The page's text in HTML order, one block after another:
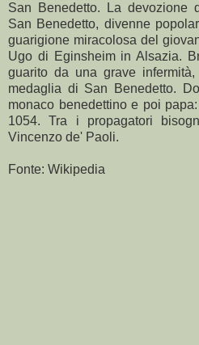
San Benedetto. La devozione
San Benedetto, divenne
guarigione miracolosa del
Ugo di Eginsheim in Alsazia.
guarito da una grave
medaglia di San Benedetto.
monaco benedettino e poi
1054. Tra i propagatori
Vincenzo de' Paoli.
Fonte: Wikipedia